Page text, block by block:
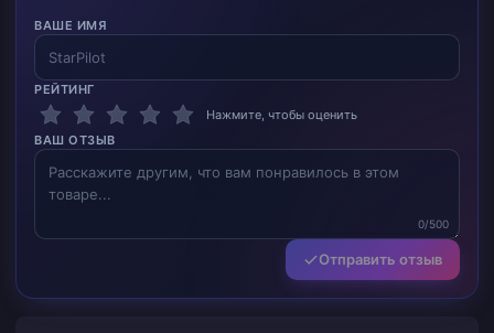
ВАШЕ ИМЯ
РЕЙТИНГ
Нажмите, чтобы оценить
ВАШ ОТЗЫВ
0/500
Отправить отзыв